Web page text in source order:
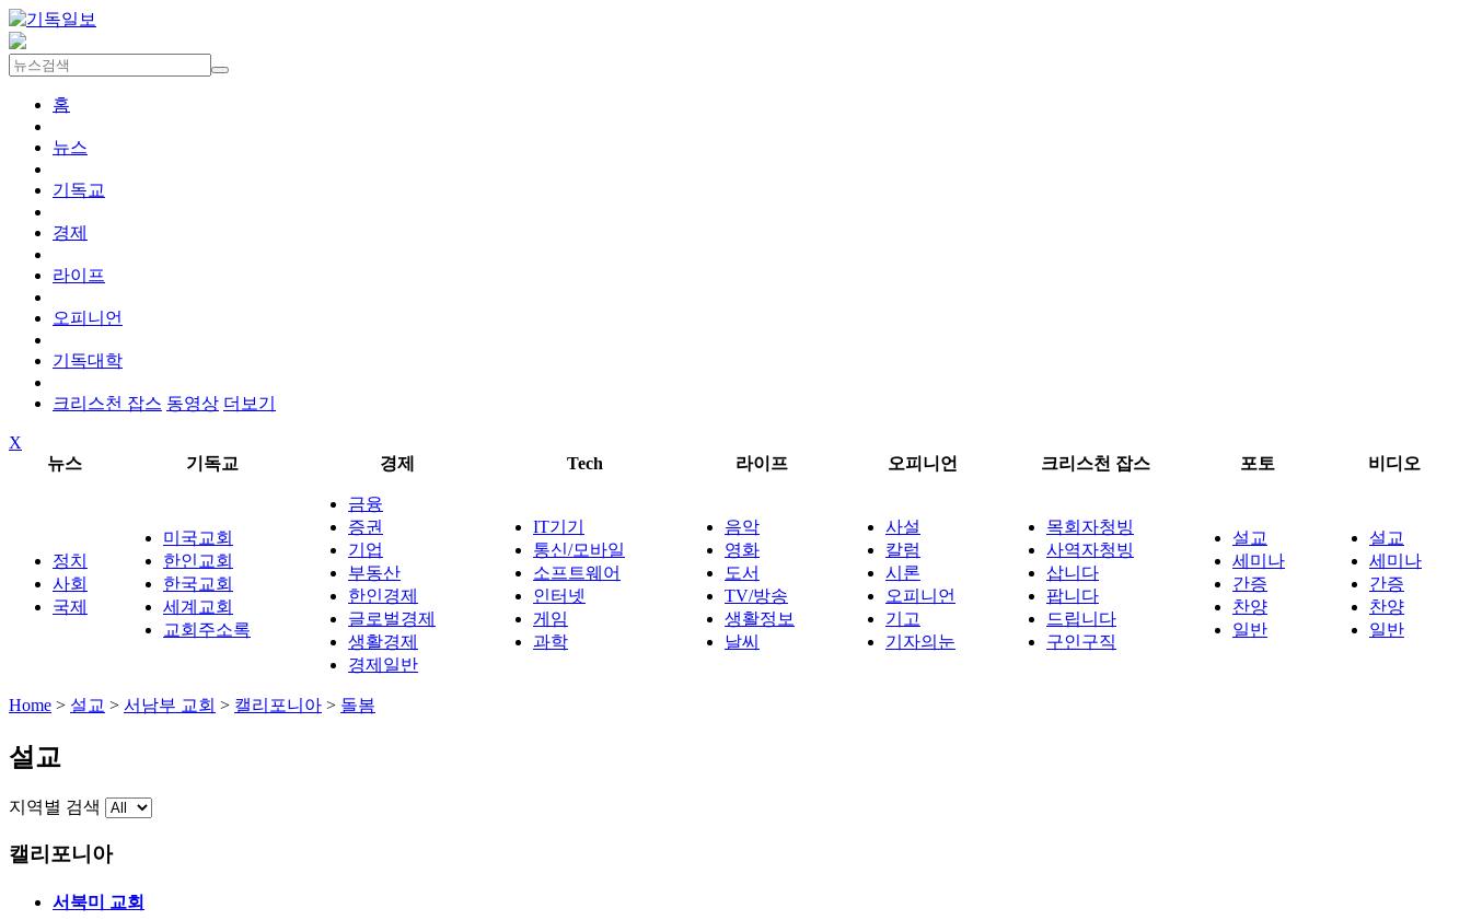
홈
뉴스
기독교
경제
라이프
오피니언
기독대학
크리스천 잡스 동영상 더보기
X
뉴스
기독교 경제 Tech 라이프 오피니언 크리스천 잡스 포토 비디오
정치
사회
국제
미국교회
한인교회
한국교회
세계교회
교회주소록
금융
증권
기업
부동산
한인경제
글로벌경제
생활경제
경제일반
IT기기
통신/모바일
소프트웨어
인터넷
게임
과학
음악
영화
도서
TV/방송
생활정보
날씨
사설
칼럼
시론
오피니언
기고
기자의눈
목회자청빙
사역자청빙
삽니다
팝니다
드립니다
구인구직
설교
세미나
간증
찬양
일반
설교
세미나
간증
찬양
일반
Home > 설교 > 서남부 교회 > 캘리포니아 > 돌봄
설교
지역별 검색
캘리포니아
서북미 교회